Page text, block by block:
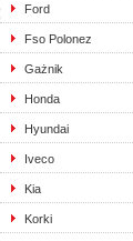
Ford
Fso Polonez
Gażnik
Honda
Hyundai
Iveco
Kia
Korki